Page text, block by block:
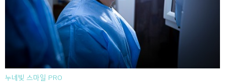
누네빛 스마일 PRO